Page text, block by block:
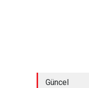
Güncel